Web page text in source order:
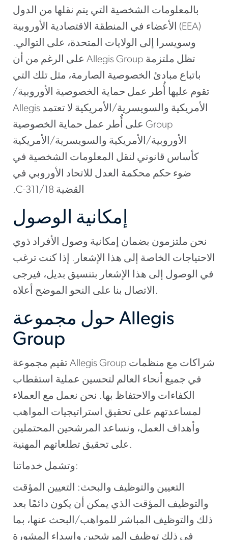
بالمعلومات الشخصية التي يتم نقلها من الدول
الأعضاء في المنطقة الاقتصادية الأوروبية (EEA)
وسويسرا إلى الولايات المتحدة، على التوالي.
على الرغم من أن Allegis Group تظل ملتزمة
باتباع مبادئ الخصوصية الصارمة، مثل تلك التي
تقوم عليها أُطر عمل حماية الخصوصية‬ ‏‫الأوروبية/
الأمريكية والسويسرية/الأمريكية لا تعتمد Allegis
Group على أُطر عمل حماية الخصوصية
الأوروبية/الأمريكية والسويسرية/الأمريكية
كأساس قانوني لنقل المعلومات الشخصية في
ضوء حكم محكمة العدل للاتحاد الأوروبي في
القضية C-311/18.
إمكانية الوصول
نحن ملتزمون بضمان إمكانية وصول الأفراد ذوي
الاحتياجات الخاصة إلى هذا الإشعار. إذا كنت ترغب
في الوصول إلى هذا الإشعار بتنسيق بديل، فيرجى
الاتصال بنا على النحو الموضح أعلاه.
حول مجموعة Allegis
Group
تقيم مجموعة Allegis Group شراكات مع منظمات
في جميع أنحاء العالم لتحسين عملية استقطاب
الكفاءات والاحتفاظ بها. نحن نعمل مع العملاء
لمساعدتهم على تحقيق استراتيجيات المواهب
وأهداف العمل، ونساعد المرشحين المحتملين
على تحقيق تطلعاتهم المهنية.
وتشمل خدماتنا:
التعيين والتوظيف والبحث: التعيين المؤقت
والتوظيف المؤقت الذي يمكن أن يكون دائمًا بعد
ذلك والتوظيف المباشر للمواهب/البحث عنها، بما
في ذلك توظيف المرشحين وإسداء المشورة